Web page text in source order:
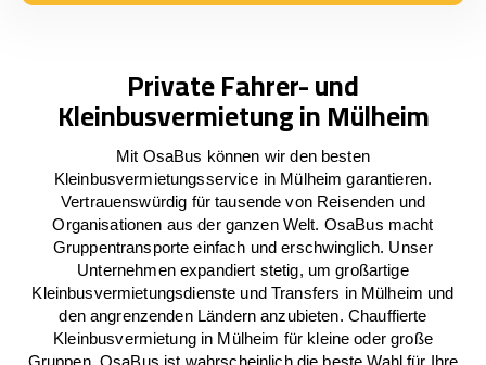
Private Fahrer- und
Kleinbusvermietung in Mülheim
Mit OsaBus können wir den besten
Kleinbusvermietungsservice in Mülheim garantieren.
Vertrauenswürdig für tausende von Reisenden und
Organisationen aus der ganzen Welt. OsaBus macht
Gruppentransporte einfach und erschwinglich. Unser
Unternehmen expandiert stetig, um großartige
Kleinbusvermietungsdienste und Transfers in Mülheim und
den angrenzenden Ländern anzubieten. Chauffierte
Kleinbusvermietung in Mülheim für kleine oder große
Gruppen. OsaBus ist wahrscheinlich die beste Wahl für Ihre